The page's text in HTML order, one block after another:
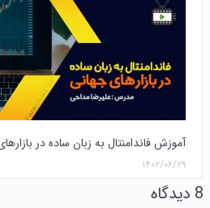
آموزش فاندامنتال به زبان ساده در
۱۴۰۲/۰۶/۲۹
8 دیدگاه